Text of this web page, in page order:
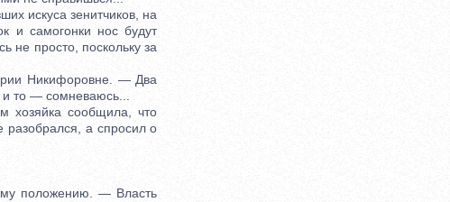
искуса зенитчиков, на
и самогонки нос будут
не просто, поскольку за
Никифоровне. — Два
и то — сомневаюсь...
хозяйка сообщила, что
разобрался, а спросил о
положению. — Власть